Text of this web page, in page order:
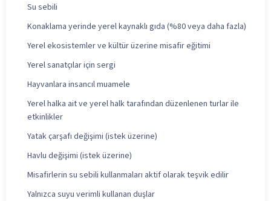
Su sebili
Konaklama yerinde yerel kaynaklı gıda (%80 veya daha fazla)
Yerel ekosistemler ve kültür üzerine misafir eğitimi
Yerel sanatçılar için sergi
Hayvanlara insancıl muamele
Yerel halka ait ve yerel halk tarafından düzenlenen turlar ile
etkinlikler
Yatak çarşafı değişimi (istek üzerine)
Havlu değişimi (istek üzerine)
Misafirlerin su sebili kullanmaları aktif olarak teşvik edilir
Yalnızca suyu verimli kullanan duşlar